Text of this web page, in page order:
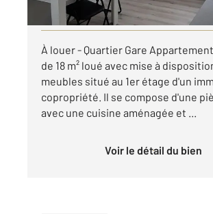
Visiter le site dédié
À louer - Quartier Gare
de 18 m² loué avec mise à
meubles situé au 1er étage d'un
copropriété. Il se compose d'une
avec une cuisine aménagée et ...
Voir le détail du bien